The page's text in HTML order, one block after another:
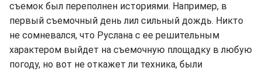
съемок был переполнен историями. Например, в
первый съемочный день лил сильный дождь. Никто
не сомневался, что Руслана с ее решительным
характером выйдет на съемочную площадку в любую
погоду, но вот не откажет ли техника, были